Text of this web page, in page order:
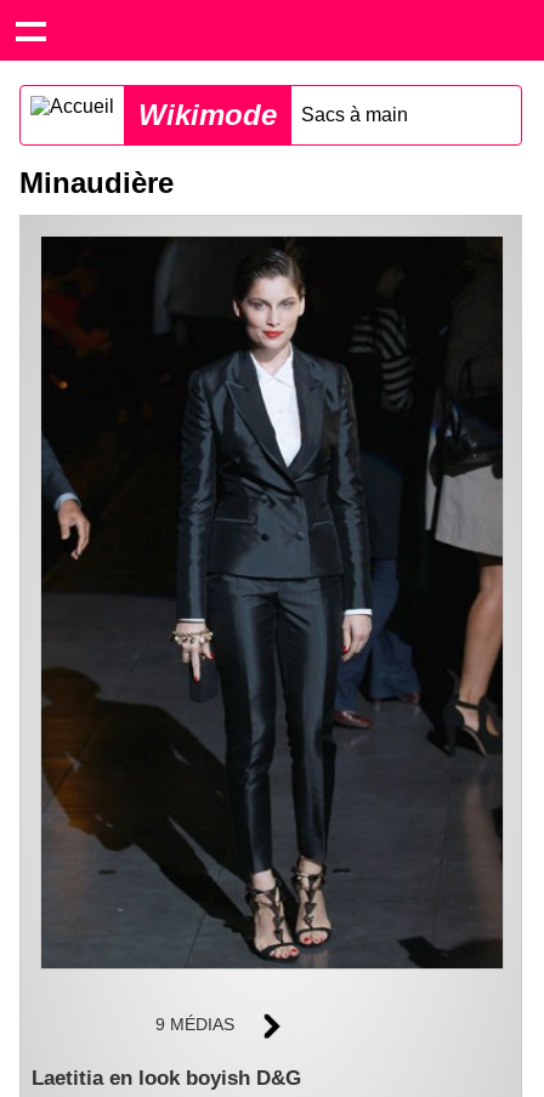
Wikimode Sacs à main
Minaudière
9 MÉDIAS
Laetitia en look boyish D&G